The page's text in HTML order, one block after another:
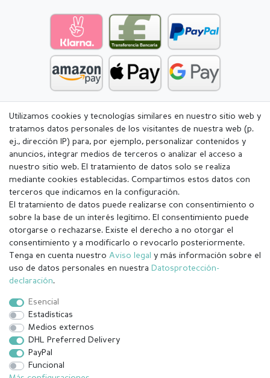
Aviso legal Política de Privacidad
Utilizamos cookies y tecnologías similares en nuestro sitio web y
tratamos datos personales de los visitantes de nuestra web (p.
ej., dirección IP) para, por ejemplo, personalizar contenidos y
anuncios, integrar medios de terceros o analizar el acceso a
nuestro sitio web. El tratamiento de datos solo se realiza
mediante cookies establecidas. Compartimos estos datos con
terceros que indicamos en la configuración.
El tratamiento de datos puede realizarse con consentimiento o
sobre la base de un interés legítimo. El consentimiento puede
otorgarse o rechazarse. Existe el derecho a no otorgar el
consentimiento y a modificarlo o revocarlo posteriormente.
Tenga en cuenta nuestro Aviso legal y más información sobre el
uso de datos personales en nuestra Datos­protección­
declaración.
Esencial
Estadísticas
Medios externos
DHL Preferred Delivery
PayPal
Funcional